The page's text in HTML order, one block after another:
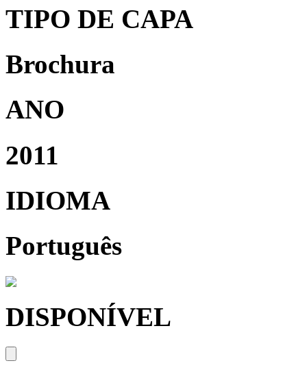
TIPO DE CAPA
Brochura
ANO
2011
IDIOMA
Português
DISPONÍVEL